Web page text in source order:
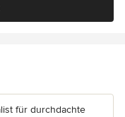
für durchdachte